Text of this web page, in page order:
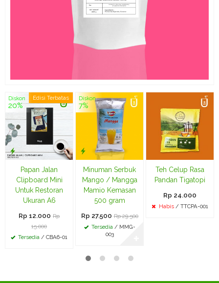
Edisi Terbatas
Diskon
20%
Papan Jalan
Clipboard Mini
Untuk Restoran
Ukuran A6
Rp 12.000 Rp
15.000
Tersedia / CBA6-01
Diskon
7%
Minuman Serbuk
Mango / Mangga
Mamio Kemasan
500 gram
Rp 27.500 Rp 29.500
Tersedia/ MMG-
003
Teh Celup Rasa
Pandan Tigatopi
Rp 24.000
Habis / TTCPA-001